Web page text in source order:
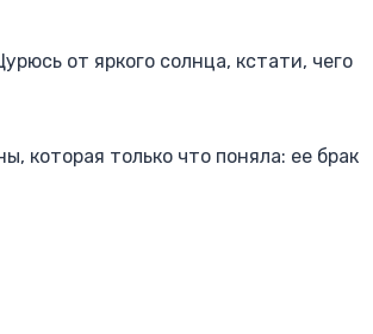
от яркого солнца, кстати, чего
которая только что поняла: ее брак